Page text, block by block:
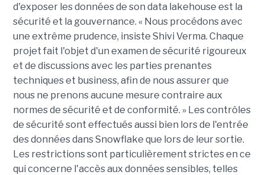
d'exposer les données de son data lakehouse est la
sécurité et la gouvernance. « Nous procédons avec
une extrême prudence, insiste Shivi Verma. Chaque
projet fait l'objet d'un examen de sécurité rigoureux
et de discussions avec les parties prenantes
techniques et business, afin de nous assurer que
nous ne prenons aucune mesure contraire aux
normes de sécurité et de conformité. » Les contrôles
de sécurité sont effectués aussi bien lors de l'entrée
des données dans Snowflake que lors de leur sortie.
Les restrictions sont particulièrement strictes en ce
qui concerne l'accès aux données sensibles, telles